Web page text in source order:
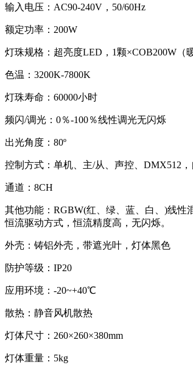
输入电压：AC90-240V，50/60Hz
额定功率：200W
灯珠规格：超亮度LED，1颗×COB200W（
色温：3200K-7800K
灯珠寿命：60000小时
频闪/调光：0％-100％线性调光无闪烁
出光角度：80º
控制方式：单机、主/从、声控、DMX512
通道：8CH
其他功能：RGBW(红、绿、蓝、白、)线性
恒流驱动方式，恒流精度高，无闪烁。
外壳：铸铝外壳，带遮光叶，灯体黑色
防护等级：IP20
应用环境：-20~+40℃
散热：静音风机散热
灯体尺寸：260×260×380mm
灯体重量：5kg